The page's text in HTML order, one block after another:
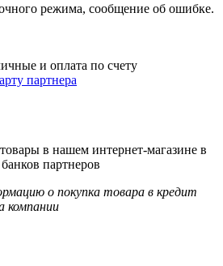
режима, сообщение об ошибке.
и оплата по счету
партнера
в нашем интернет-магазине в
партнеров
о покупка товара в кредит
компании